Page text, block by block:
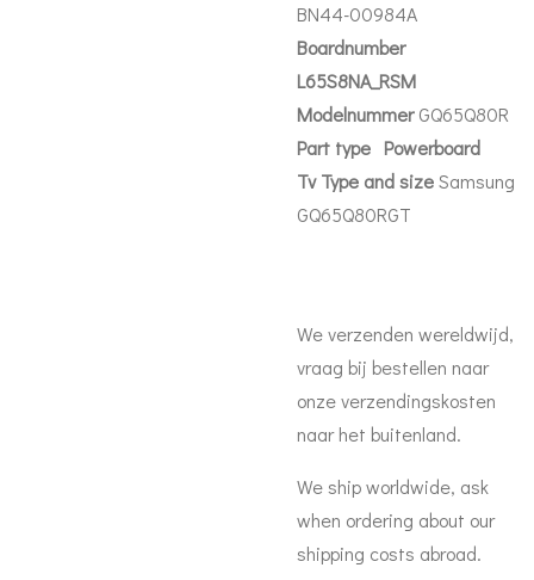
BN44-00984A
Boardnumber
L65S8NA_RSM
ModelnummerGQ65Q80R
Part type Powerboard
Tv Type and sizeSamsung
GQ65Q80RGT
We verzenden wereldwijd,
vraag bij bestellen naar
onze verzendingskosten
naar het buitenland.
We ship worldwide, ask
when ordering about our
shipping costs abroad.